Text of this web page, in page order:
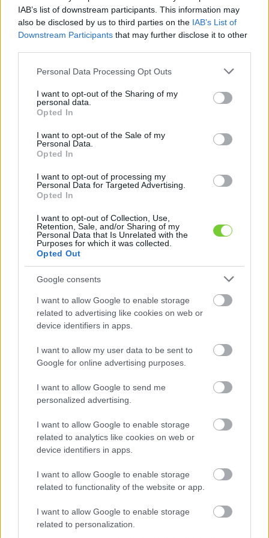
IAB’s list of downstream participants. This information may
also be disclosed by us to third parties on the IAB’s List of
Downstream Participants that may further disclose it to other
Please note that this website/app uses one or more Google
not limited to your visit or usage behaviour. You may click to
grant or deny consent to Google and its third-party tags to
use your data for below specified purposes in below Google
consent section.
Personal Data Processing Opt Outs
I want to opt-out of the Sharing of my
personal data.
Opted In
I want to opt-out of the Sale of my
Personal Data.
Opted In
I want to opt-out of processing my
Personal Data for Targeted Advertising.
Opted In
I want to opt-out of Collection, Use,
Retention, Sale, and/or Sharing of my
Personal Data that Is Unrelated with the
Purposes for which it was collected.
Opted Out
Google consents
I want to allow Google to enable storage
related to advertising like cookies on web or
device identifiers in apps.
I want to allow my user data to be sent to
Google for online advertising purposes.
I want to allow Google to send me
personalized advertising.
I want to allow Google to enable storage
related to analytics like cookies on web or
device identifiers in apps.
I want to allow Google to enable storage
related to functionality of the website or app.
I want to allow Google to enable storage
related to personalization.
Felhasználónév
Jelszó
Elfelejtette jelszavát?
Bejelentkezés
faiskola.hu
Kertészeti, kerti termékek és szolgáltatások térképes
KERTÉSZ ÉS KERTÉSZET REGISZTRÁCIÓ
Trágya, műtrágya,
tápanyagok
11
2
5
3
3
11
2
5
3
3